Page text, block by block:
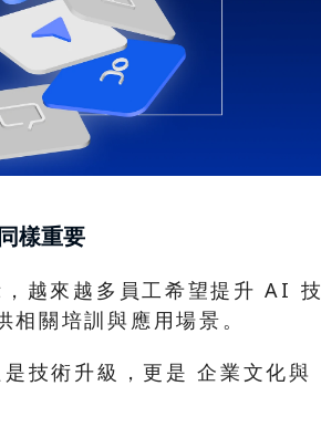
樣重要
越來越多員工希望提升 AI 技
相關培訓與應用場景。
技術升級，更是 企業文化與